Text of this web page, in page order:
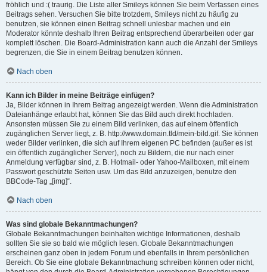
fröhlich und :( traurig. Die Liste aller Smileys können Sie beim Verfassen eines
Beitrags sehen. Versuchen Sie bitte trotzdem, Smileys nicht zu häufig zu
benutzen, sie können einen Beitrag schnell unlesbar machen und ein
Moderator könnte deshalb Ihren Beitrag entsprechend überarbeiten oder gar
komplett löschen. Die Board-Administration kann auch die Anzahl der Smileys
begrenzen, die Sie in einem Beitrag benutzen können.
Nach oben
Kann ich Bilder in meine Beiträge einfügen?
Ja, Bilder können in Ihrem Beitrag angezeigt werden. Wenn die Administration
Dateianhänge erlaubt hat, können Sie das Bild auch direkt hochladen.
Ansonsten müssen Sie zu einem Bild verlinken, das auf einem öffentlich
zugänglichen Server liegt, z. B. http://www.domain.tld/mein-bild.gif. Sie können
weder Bilder verlinken, die sich auf Ihrem eigenen PC befinden (außer es ist
ein öffentlich zugänglicher Server), noch zu Bildern, die nur nach einer
Anmeldung verfügbar sind, z. B. Hotmail- oder Yahoo-Mailboxen, mit einem
Passwort geschützte Seiten usw. Um das Bild anzuzeigen, benutze den
BBCode-Tag „[img]“.
Nach oben
Was sind globale Bekanntmachungen?
Globale Bekanntmachungen beinhalten wichtige Informationen, deshalb
sollten Sie sie so bald wie möglich lesen. Globale Bekanntmachungen
erscheinen ganz oben in jedem Forum und ebenfalls in Ihrem persönlichen
Bereich. Ob Sie eine globale Bekanntmachung schreiben können oder nicht,